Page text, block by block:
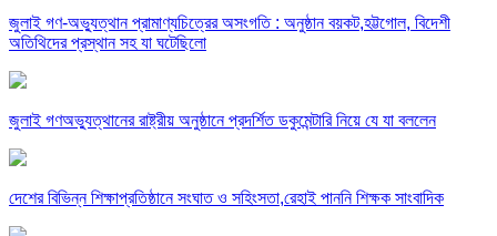
জুলাই গণ-অভ্যুত্থান প্রামাণ্যচিত্রের অসংগতি : অনুষ্ঠান বয়কট,হট্টগোল, বিদেশী
অতিথিদের প্রস্থান সহ যা ঘটেছিলো
জুলাই গণঅভ্যুত্থানের রাষ্ট্রীয় অনুষ্ঠানে প্রদর্শিত ডকুমেন্টারি নিয়ে যে যা বললেন
দেশের বিভিন্ন শিক্ষাপ্রতিষ্ঠানে সংঘাত ও সহিংসতা,রেহাই পাননি শিক্ষক সাংবাদিক